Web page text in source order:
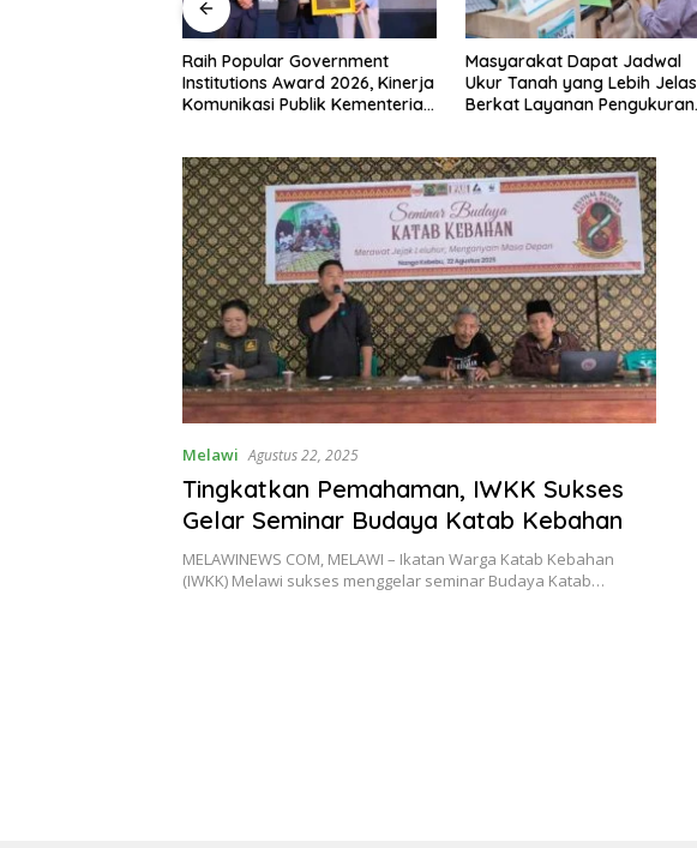
Raih Popular Government
Institutions Award 2026, Kinerja
Komunikasi Publik Kementerian
Masyarakat Dapat Jadwal
Ukur Tanah yang Lebih Jelas
Berkat Layanan Pengukuran
Melawi Agustus 22, 2025
Tingkatkan Pemahaman, IWKK Sukses
Gelar Seminar Budaya Katab Kebahan
MELAWINEWS COM, MELAWI – Ikatan Warga Katab Kebahan
(IWKK) Melawi sukses menggelar seminar Budaya Katab…